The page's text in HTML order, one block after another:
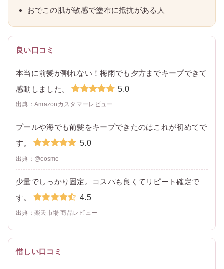
おでこの肌が敏感で塗布に抵抗がある人
良い口コミ
本当に前髪が割れない！梅雨でも夕方までキープできて
感動しました。
5.0
出典：Amazonカスタマーレビュー
プールや海でも前髪をキープできたのはこれが初めてで
す。
5.0
出典：@cosme
少量でしっかり固定。コスパも良くてリピート確定で
す。
4.5
出典：楽天市場 商品レビュー
惜しい口コミ